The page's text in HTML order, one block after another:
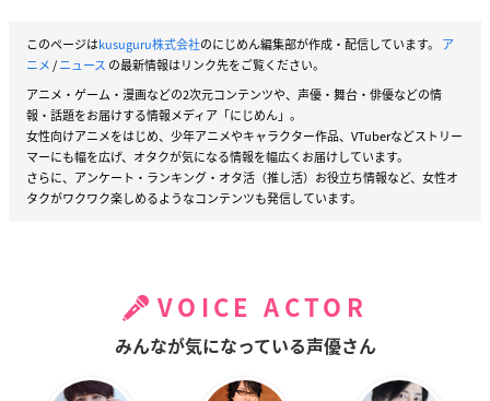
このページはkusuguru株式会社のにじめん編集部が作成・配信しています。 ア
ニメ/ニュース の最新情報はリンク先をご覧ください。
アニメ・ゲーム・漫画などの2次元コンテンツや、声優・舞台・俳優などの情
報・話題をお届けする情報メディア「にじめん」。
女性向けアニメをはじめ、少年アニメやキャラクター作品、VTuberなどストリー
マーにも幅を広げ、オタクが気になる情報を幅広くお届けしています。
さらに、アンケート・ランキング・オタ活（推し活）お役立ち情報など、女性オ
タクがワクワク楽しめるようなコンテンツも発信しています。
VOICE ACTOR
みんなが気になっている声優さん